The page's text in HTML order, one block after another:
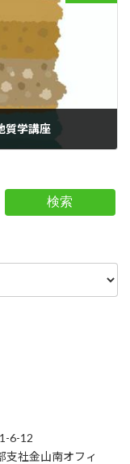
質学講座
検索
6-12
社金山南オフィ